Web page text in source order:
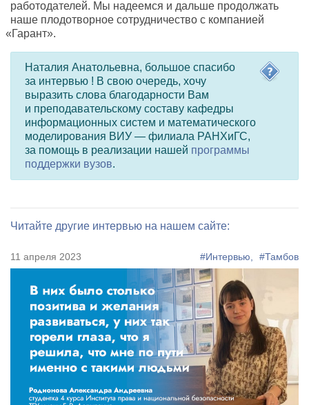
работодателей. Мы надеемся и дальше продолжать
наше плодотворное сотрудничество с компанией
«Гарант».
Наталия Анатольевна, большое спасибо
за интервью ! В свою очередь, хочу
выразить слова благодарности Вам
и преподавательскому составу кафедры
информационных систем и математического
моделирования ВИУ — филиала РАНХиГС,
за помощь в реализации нашей программы
поддержки вузов.
Читайте другие интервью на нашем сайте:
11 апреля 2023 #Интервью, #Тамбов